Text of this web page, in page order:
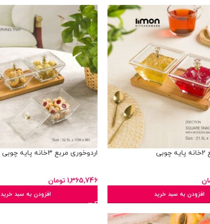
افزودن به سبد خرید
اردوخوری مربع 3خانه پایه چوبی
1,365,746 تومان
افزودن به سبد خرید